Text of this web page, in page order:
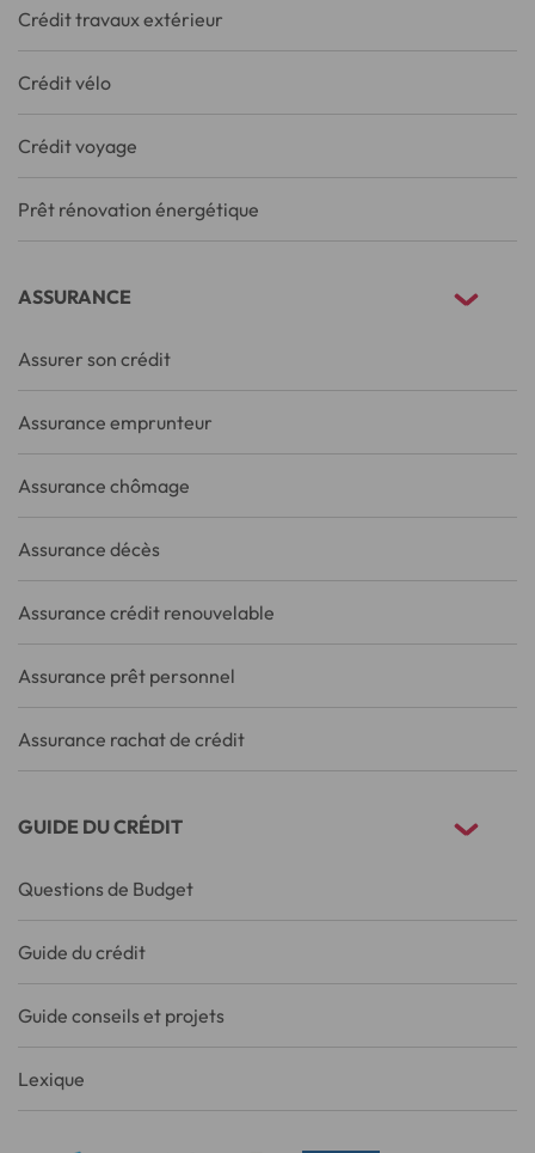
Crédit travaux extérieur
Crédit vélo
Crédit voyage
Prêt rénovation énergétique
ASSURANCE
Assurer son crédit
Assurance emprunteur
Assurance chômage
Assurance décès
Assurance crédit renouvelable
Assurance prêt personnel
Assurance rachat de crédit
GUIDE DU CRÉDIT
Questions de Budget
Guide du crédit
Guide conseils et projets
Lexique